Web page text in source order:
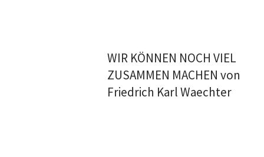
WIR KÖNNEN NOCH VIEL
ZUSAMMEN MACHEN von
Friedrich Karl Waechter